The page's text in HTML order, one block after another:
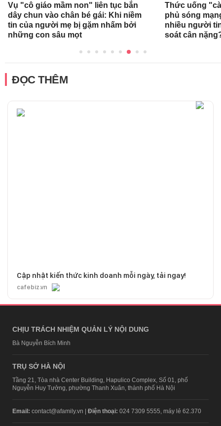
Vụ "cô giáo mầm non" liên tục bắn
dây chun vào chân bé gái: Khi niềm
tin của người mẹ bị gặm nhấm bởi
những con sâu mọt
Thức uống
phủ sóng
nhiều người
soát cân
ĐỌC THÊM
Cập nhật kiến thức kinh doanh mỗi ngày, tải ngay!
cafebiz.vn
CHỊU TRÁCH NHIỆM QUẢN LÝ NỘI DUNG
Bà Nguyễn Bích Minh
TRỤ SỞ HÀ NỘI
Tầng 21, Tòa nhà Center Building, Hapulico Complex, Số 01, phố
Nguyễn Huy Tưởng, phường Thanh Xuân, thành phố Hà Nội
Email: contact@afamily.vn | Điện thoại: 024 7309 5555, máy lẻ 62.370